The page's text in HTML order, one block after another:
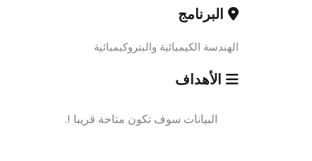
البرنامج
الهندسة الكيميائية والبتروكيميائية
الأهداف
البيانات سوف تكون متاحة قريبا !.